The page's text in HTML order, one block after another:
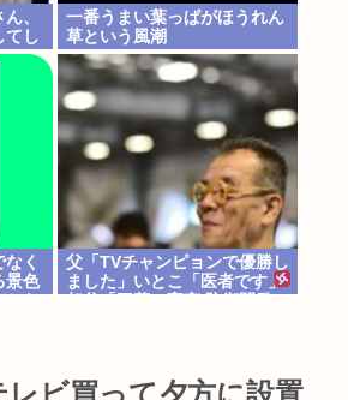
、
てし
一番うまい葉っぱがほうれん
草という風潮
なく
景色
父「TVチャンピョンで優勝し
ました」いとこ「医者です」
レビ買って夕方に設置